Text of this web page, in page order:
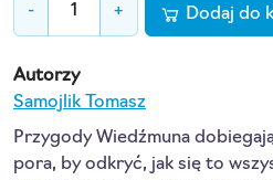
- + Dodaj do
Autorzy
Samojlik Tomasz
Przygody Wiedźmuna
pora, by odkryć, jak się to